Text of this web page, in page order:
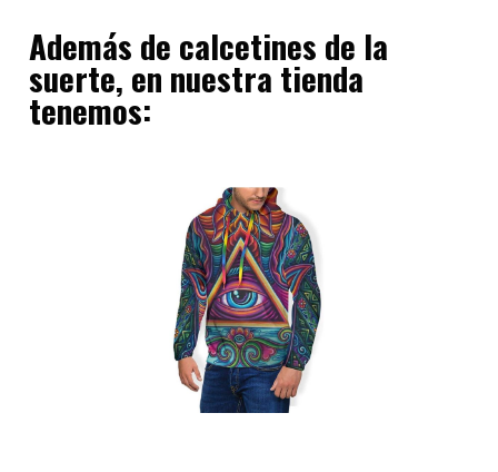
Además de calcetines de la
suerte, en nuestra tienda
tenemos: